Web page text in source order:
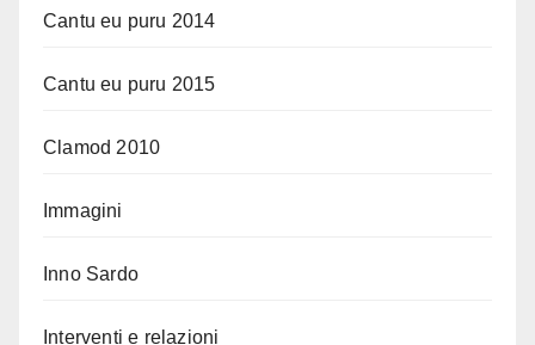
Cantu eu puru 2014
Cantu eu puru 2015
Clamod 2010
Immagini
Inno Sardo
Interventi e relazioni